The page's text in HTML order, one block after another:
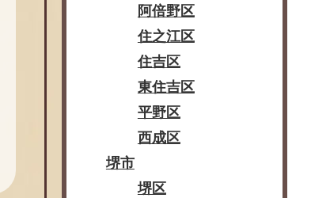
阿倍野区
住之江区
住吉区
東住吉区
平野区
西成区
堺市
堺区